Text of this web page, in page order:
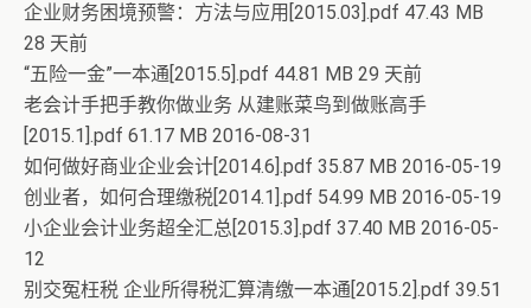
企业财务困境预警：方法与应用[2015.03].pdf 47.43 MB
28 天前
“五险一金”一本通[2015.5].pdf 44.81 MB 29 天前
老会计手把手教你做业务 从建账菜鸟到做账高手
[2015.1].pdf 61.17 MB 2016-08-31
如何做好商业企业会计[2014.6].pdf 35.87 MB 2016-05-19
创业者，如何合理缴税[2014.1].pdf 54.99 MB 2016-05-19
小企业会计业务超全汇总[2015.3].pdf 37.40 MB 2016-05-
12
别交冤枉税 企业所得税汇算清缴一本通[2015.2].pdf 39.51